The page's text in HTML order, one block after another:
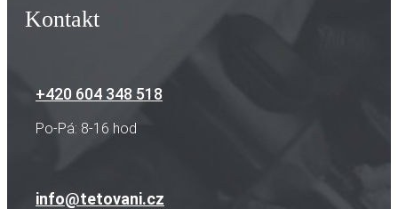
Kontakt
+420 604 348 518
Po-Pá: 8-16 hod
info@tetovani.cz